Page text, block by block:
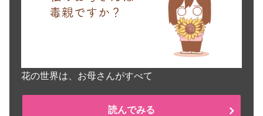
花の世界は、お母さんがすべて
読んでみる